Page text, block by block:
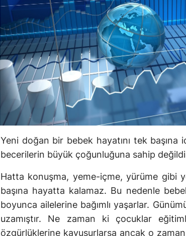
Yeni doğan bir bebek hayatını tek
becerilerin büyük çoğunluğuna sahip
Hatta konuşma, yeme-içme, yürüme gibi
başına hayatta kalamaz. Bu nedenle
boyunca ailelerine bağımlı yaşarlar.
uzamıştır. Ne zaman ki çocuklar
özgürlüklerine kavuşurlarsa ancak o zaman